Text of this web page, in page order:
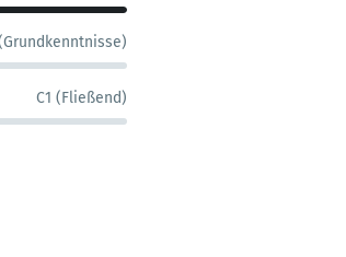
C1 (Fließend)